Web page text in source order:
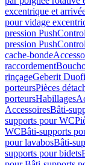
excentrique et
pour vidage
pression PushControl
pression PushControl
cache-bonde
raccordement
rinçageGeberit
porteursPièces
porteursHabillages
AccessoiresBâti-
supports pour WC
WCBâti-supports
pour lavabosBâti-
supports pour bidets